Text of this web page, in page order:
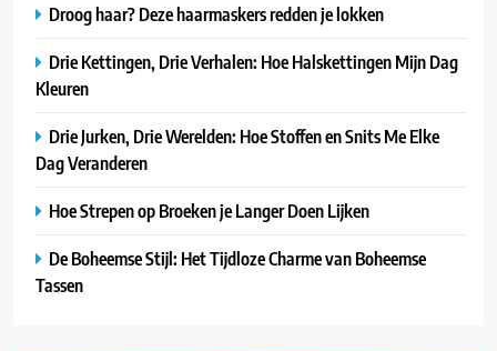
Droog haar? Deze haarmaskers redden je lokken
Drie Kettingen, Drie Verhalen: Hoe Halskettingen Mijn Dag
Kleuren
Drie Jurken, Drie Werelden: Hoe Stoffen en Snits Me Elke
Dag Veranderen
Hoe Strepen op Broeken je Langer Doen Lijken
De Boheemse Stijl: Het Tijdloze Charme van Boheemse
Tassen